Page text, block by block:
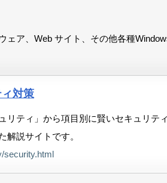
ェア、Web サイト、その他各種
対策
リティ」から項目別に賢いセキュリテ
解説サイトです。
security.html